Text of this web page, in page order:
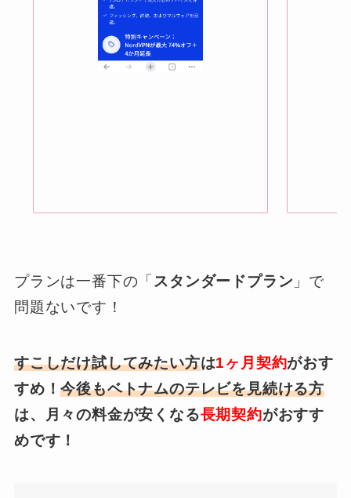
プランは一番下の「 スタンダードプラン 」で
問題ないです！
すこしだけ試してみたい方は1ヶ月契約がおす
すめ！今後もベトナムのテレビを見続ける方
は、月々の料金が安くなる長期契約がおすす
めです！